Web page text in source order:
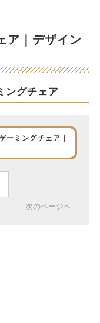
ア｜デザイン
ングチェア
ーミングチェア｜
次のページへ